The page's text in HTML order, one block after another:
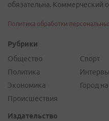
обязательна. Коммерческий
Политика обработки
Рубрики
Общество
Политика
Экономика
Происшествия
Спорт
Город
Издательство